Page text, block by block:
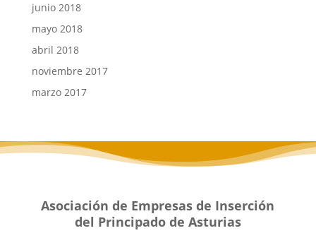
junio 2018
mayo 2018
abril 2018
noviembre 2017
marzo 2017
Asociación de Empresas de Inserción
del Principado de Asturias